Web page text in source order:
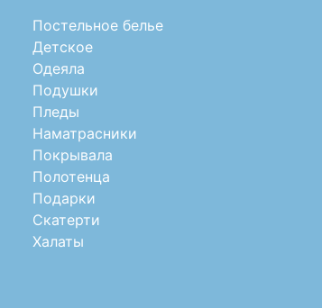
Постельное белье
Детское
Одеяла
Подушки
Пледы
Наматрасники
Покрывала
Полотенца
Подарки
Скатерти
Халаты